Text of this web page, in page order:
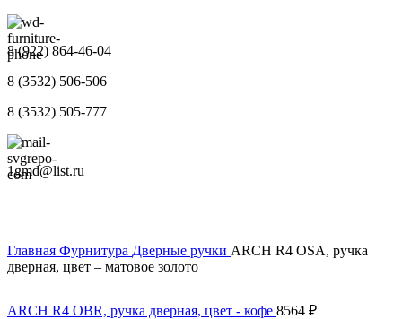
8 (922) 864-46-04
8 (3532) 506-506
8 (3532) 505-777
1gmd@list.ru
Главная Фурнитура Дверные ручки ARCH R4 OSA, ручка
дверная, цвет – матовое золото
ARCH R4 OBR, ручка дверная, цвет - кофе 8564 ₽